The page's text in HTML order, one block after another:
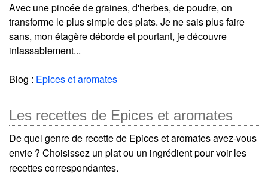
Avec une pincée de graines, d'herbes, de poudre, on
transforme le plus simple des plats. Je ne sais plus faire
sans, mon étagère déborde et pourtant, je découvre
inlassablement...
Blog : Epices et aromates
Les recettes de Epices et aromates
De quel genre de recette de Epices et aromates avez-vous
envie ? Choisissez un plat ou un ingrédient pour voir les
recettes correspondantes.